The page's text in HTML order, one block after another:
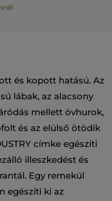
és kopott hatású. Az
lábak, az alacsony
mellett övhurok,
és az elülső ötödik
címke egészíti
illeszkedést és
Egy remekül
egészíti ki az